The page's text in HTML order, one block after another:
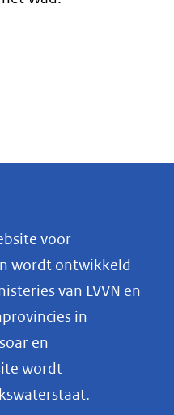
voor
wordt ontwikkeld
van LVVN en
in
en
wordt